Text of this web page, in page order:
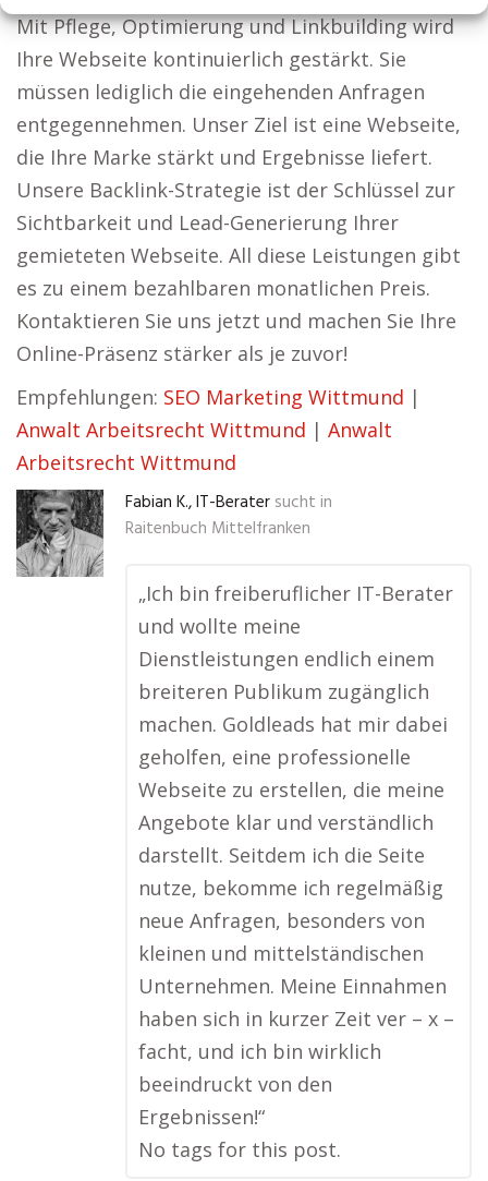
Mit Pflege, Optimierung und Linkbuilding wird
Ihre Webseite kontinuierlich gestärkt. Sie
müssen lediglich die eingehenden Anfragen
entgegennehmen. Unser Ziel ist eine Webseite,
die Ihre Marke stärkt und Ergebnisse liefert.
Unsere Backlink-Strategie ist der Schlüssel zur
Sichtbarkeit und Lead-Generierung Ihrer
gemieteten Webseite. All diese Leistungen gibt
es zu einem bezahlbaren monatlichen Preis.
Kontaktieren Sie uns jetzt und machen Sie Ihre
Online-Präsenz stärker als je zuvor!
Empfehlungen: SEO Marketing Wittmund |
Anwalt Arbeitsrecht Wittmund | Anwalt
Arbeitsrecht Wittmund
Fabian K., IT-Berater sucht in
Raitenbuch Mittelfranken
„Ich bin freiberuflicher IT-Berater
und wollte meine
Dienstleistungen endlich einem
breiteren Publikum zugänglich
machen. Goldleads hat mir dabei
geholfen, eine professionelle
Webseite zu erstellen, die meine
Angebote klar und verständlich
darstellt. Seitdem ich die Seite
nutze, bekomme ich regelmäßig
neue Anfragen, besonders von
kleinen und mittelständischen
Unternehmen. Meine Einnahmen
haben sich in kurzer Zeit ver – x –
facht, und ich bin wirklich
beeindruckt von den
Ergebnissen!“
No tags for this post.